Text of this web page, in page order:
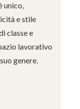
unico,
e stile
classe e
lavorativo
genere.